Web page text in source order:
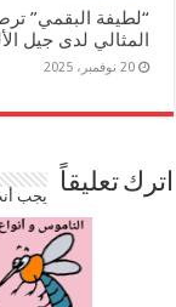
“لطيفة البقمي”
المثالي لدى جيل
20 نوفمبر، 2025
اترك تعليقاً يجب